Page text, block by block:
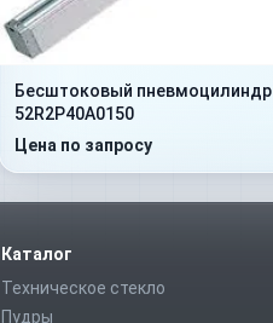
Бесштоковый пневмоцилиндр
52R2P40A0150
Цена по запросу
Каталог
Техническое стекло
Пудры